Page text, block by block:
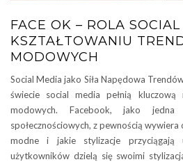
FACE OK – ROLA
KSZTAŁTOWANIU
MODOWYCH
Social Media jako Siła Napędowa
świecie social media pełnią
modowych. Facebook, jako jedna
społecznościowych, z pewnością
modne i jakie stylizacje przyciągają
użytkowników dzielą się swoimi